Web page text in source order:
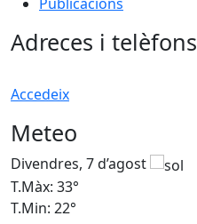
Adreces i telèfons
Accedeix
Meteo
Divendres, 7 d’agost
T.Màx: 33°
T.Min: 22°